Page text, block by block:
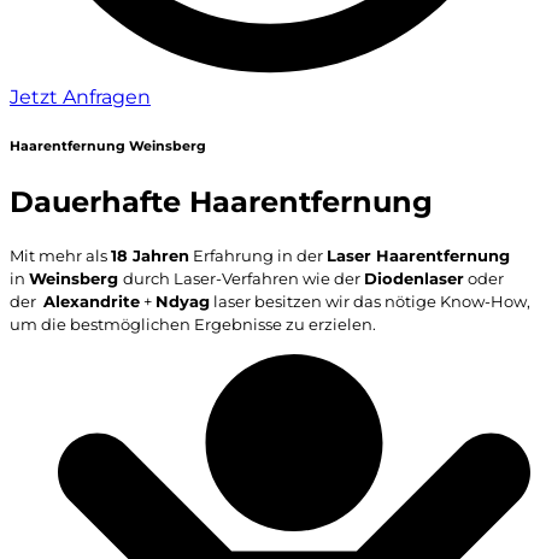
Jetzt Anfragen
Haarentfernung Weinsberg
Dauerhafte Haarentfernung
Mit mehr als18 Jahren Erfahrung in der Laser Haarentfernung
in Weinsberg durch Laser-Verfahren wie der Diodenlaseroder
der Alexandrite + Ndyag laser besitzen wir das nötige Know-How,
um die bestmöglichen Ergebnisse zu erzielen.